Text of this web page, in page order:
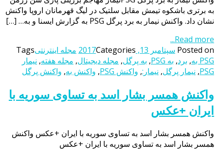
به برتری باشکوه تیمش مقابل سلتیک در لیگ قهرمانان اروپا واکنش
نشان داد. واکنش نیمار به برد پرگل PSG به‌ گزارش ‌ایسنا ‌و ‌به… […]
Read more...
Posted on سپتامبر 13, 2017 Categories مجله اینترنتیTags
PSG به
, برد, به PSG , به پرگل, مجله دیجیتال, مجله هفته, نیمار
PSG
, نیمار پرگل, نیمار:, واکنش PSG , واکنش به, واکنش پرگل
واکنش همسر بشار اسد به تساوی سوریه با
ایران +عکس
واکنش همسر بشار اسد به تساوی سوریه با ایران +عکس واکنش
همسر بشار اسد به تساوی سوریه با ایران +عکس